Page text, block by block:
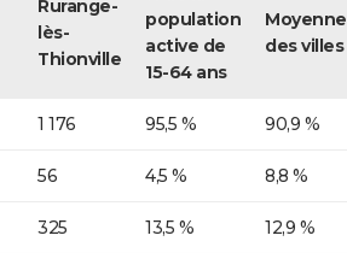
Rurange-
lès-
Thionville
population
active de
15-64 ans
Moyenne
des villes
1 176 95,5 % 90,9 %
56 4,5 % 8,8 %
325 13,5 % 12,9 %